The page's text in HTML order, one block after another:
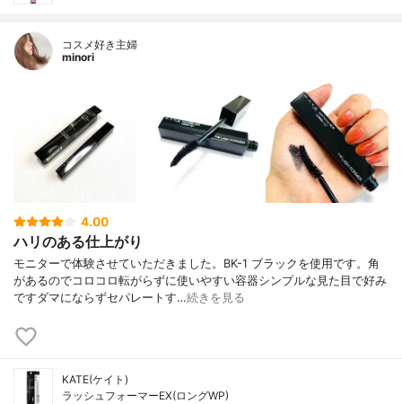
コスメ好き主婦
minori
4.00
ハリのある仕上がり
モニターで体験させていただきました。BK-1 ブラックを使用です。角
があるのでコロコロ転がらずに使いやすい容器シンプルな見た目で好み
ですダマにならずセパレートす…続きを見る
KATE(ケイト)
ラッシュフォーマーEX(ロングWP)